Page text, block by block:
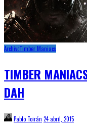
ArchivoTimber Maniacs
TIMBER
DAH
Pablo Toirán 24 abril, 2015